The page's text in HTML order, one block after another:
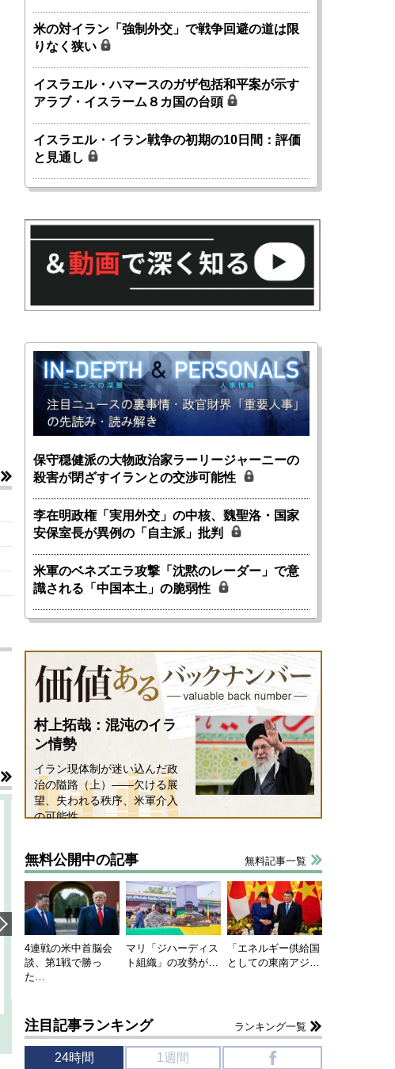
韓国にも理解してほしい「極東
1905年体制」における日米韓安
全保障協力の意味
千々和泰明
2026年5月15日
ホルムズ海峡危機で加速したエ
ネルギー転換が「中国依存」に
行き着くリスク
小山堅
米の対イラン「強制外交」で戦争回避の道は限
りなく狭い
イスラエル・ハマースのガザ包括和平案が示す
アラブ・イスラーム８カ国の台頭
イスラエル・イラン戦争の初期の10日間：評価
と見通し
保守穏健派の大物政治家ラーリージャーニーの
殺害が閉ざすイランとの交渉可能性
李在明政権「実用外交」の中核、魏聖洛・国家
安保室長が異例の「自主派」批判
米軍のベネズエラ攻撃「沈黙のレーダー」で意
識される「中国本土」の脆弱性
村上拓哉：混沌のイラ
ン情勢
イラン現体制が迷い込んだ政
治の隘路（上）――欠ける展
望、失われる秩序、米軍介入
の可能性
無料公開中の記事 無料記事一覧
4連戦の米中首脳会
談、第1戦で勝っ
た…
マリ「ジハーディス
ト組織」の攻勢が…
「エネルギー供給国
としての東南アジ…
注目記事ランキング ランキング一覧
24時間 1週間